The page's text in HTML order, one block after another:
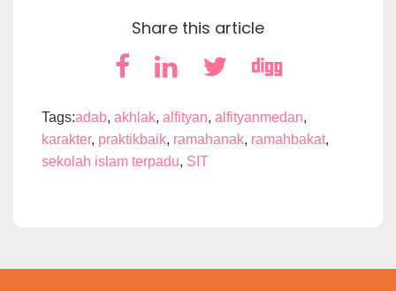
Thursday October 9, 2025
Share this article
Tags:adab, akhlak, alfityan, alfityanmedan,
karakter, praktikbaik, ramahanak, ramahbakat,
sekolah islam terpadu, SIT